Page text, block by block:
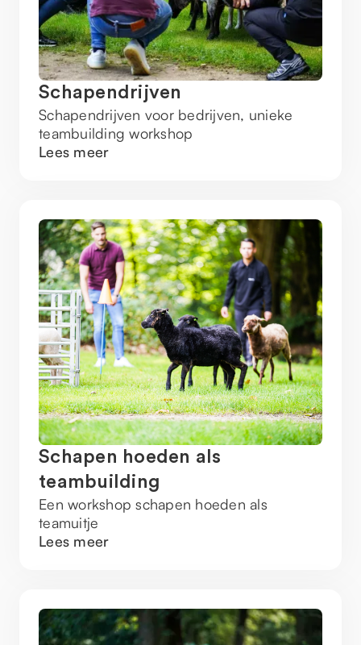
Schapendrijven
Schapendrijven voor bedrijven, unieke
teambuilding workshop
Lees meer
Schapen hoeden als
teambuilding
Een workshop schapen hoeden als
teamuitje
Lees meer